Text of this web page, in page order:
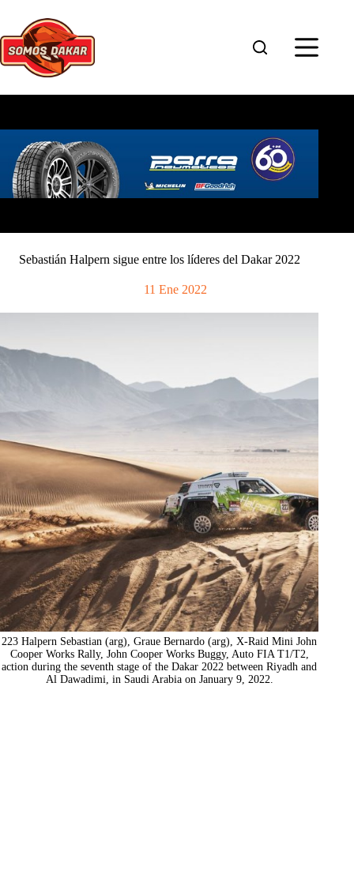
contenido
Sebastián Halpern sigue entre los líderes del Dakar 2022
11 Ene 2022
223 Halpern Sebastian (arg), Graue Bernardo (arg), X-Raid Mini John
Cooper Works Rally, John Cooper Works Buggy, Auto FIA T1/T2,
action during the seventh stage of the Dakar 2022 between Riyadh and
Al Dawadimi, in Saudi Arabia on January 9, 2022.